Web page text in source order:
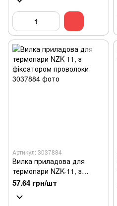
Артикул: 3037884
Вилка приладова для
термопари NZK-11, з
фіксатором проволоки
57.64 грн/шт